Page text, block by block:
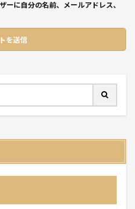
ーに自分の名前、メールアドレス、